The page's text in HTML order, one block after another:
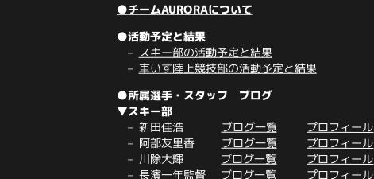
●チームAURORAについて
●活動予定と結果
スキー部の活動予定と結果
車いす陸上競技部の活動予定と結果
●所属選手・スタッフ ブログ
▼スキー部
新田佳浩 ブログ一覧 プロフィール
阿部友里香 ブログ一覧 プロフィール
川除大輝 ブログ一覧
プロフィール
長濱一年監督
ブログ一覧 プロフィール